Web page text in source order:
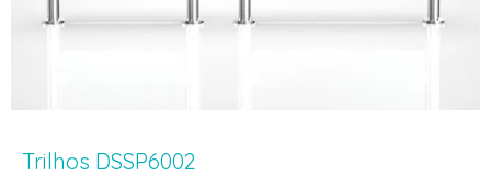
Trilhos DSSP6002